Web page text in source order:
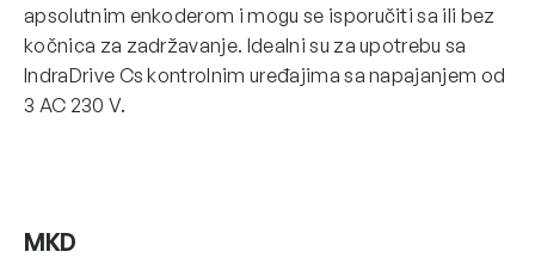
apsolutnim enkoderom i mogu se isporučiti sa ili bez
kočnica za zadržavanje. Idealni su za upotrebu sa
IndraDrive Cs kontrolnim uređajima sa napajanjem od
3 AC 230 V.
MKD